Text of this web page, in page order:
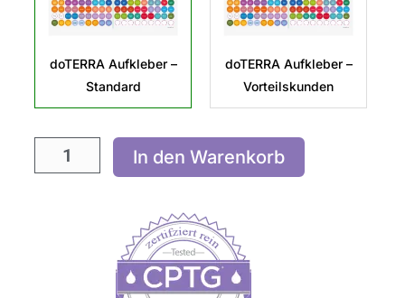
doTERRA Aufkleber –
Standard
doTERRA Aufkleber –
Vorteilskunden
In den Warenkorb